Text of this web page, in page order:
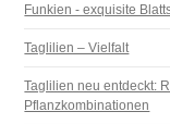
Funkien - exquisite
Taglilien – Vielfalt
Taglilien neu entdeckt:
Pflanzkombinationen